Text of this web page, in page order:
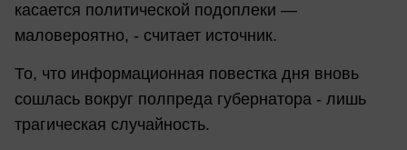
касается политической подоплеки —
маловероятно, - считает источник.
То, что информационная повестка дня вновь
сошлась вокруг полпреда губернатора - лишь
трагическая случайность.